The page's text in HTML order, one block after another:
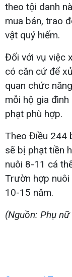
theo tội danh
mua bán, trao
vật quý hiếm.
Đối với vụ việc
có căn cứ để
quan chức
mỗi hộ gia
phạt phù hợp.
Theo Điều 244
sẽ bị phạt tiền
nuôi 8-11 cá
Trườn hợp
10-15 năm.
(Nguồn: Phụ